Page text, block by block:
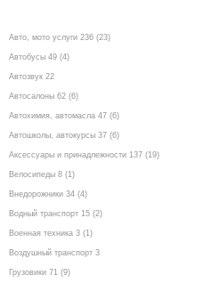
Авто, мото услуги 236 (23)
Автобусы 49 (4)
Автозвук 22
Автосалоны 62 (6)
Автохимия, автомасла 47 (6)
Автошколы, автокурсы 37 (6)
Аксессуары и принадлежности 137 (19)
Велосипеды 8 (1)
Внедорожники 34 (4)
Водный транспорт 15 (2)
Военная техника 3 (1)
Воздушный транспорт 3
Грузовики 71 (9)